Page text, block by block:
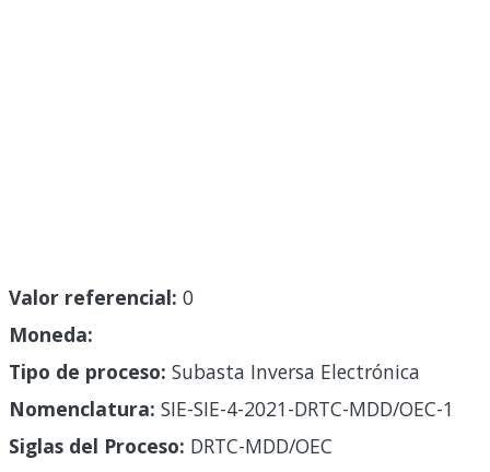
Valor referencial: 0
Moneda:
Tipo de proceso: Subasta Inversa Electrónica
Nomenclatura: SIE-SIE-4-2021-DRTC-MDD/OEC-1
Siglas del Proceso: DRTC-MDD/OEC